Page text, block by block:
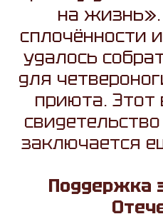
на жизнь».
сплочённости
удалось
для
приюта. Этот
заключается
Поддержка